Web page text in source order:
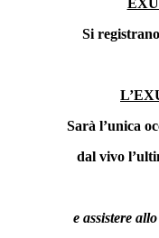
Si
Sarà l’unica
dal vivo
e assistere